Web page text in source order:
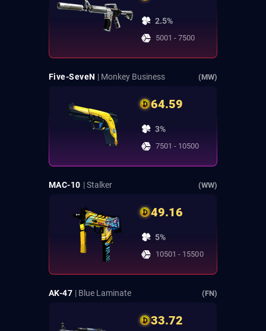
2.5%
5001 - 7500
Five-SeveN | Monkey Business (MW)
64.59
3%
7501 - 10500
MAC-10 | Stalker (WW)
49.16
5%
10501 - 15500
AK-47 | Blue Laminate (FN)
33.72